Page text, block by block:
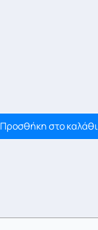
Προσθήκη στο καλάθι